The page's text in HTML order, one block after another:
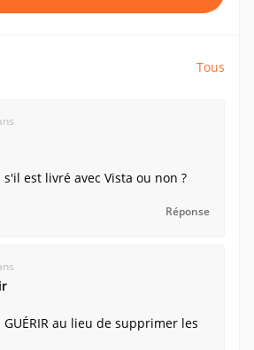
Tous
est livré avec Vista ou non ?
Réponse
au lieu de supprimer les